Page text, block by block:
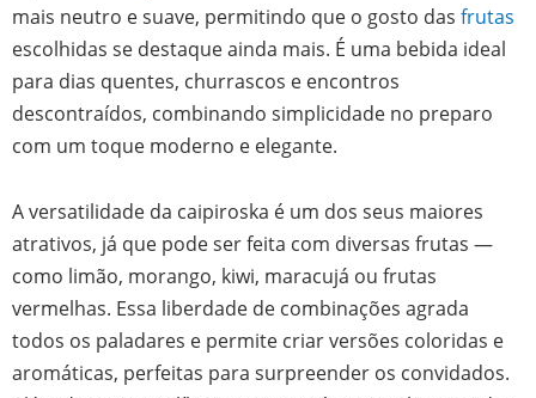
mais neutro e suave, permitindo que o gosto das frutas
escolhidas se destaque ainda mais. É uma bebida ideal
para dias quentes, churrascos e encontros
descontraídos, combinando simplicidade no preparo
com um toque moderno e elegante.
A versatilidade da caipiroska é um dos seus maiores
atrativos, já que pode ser feita com diversas frutas —
como limão, morango, kiwi, maracujá ou frutas
vermelhas. Essa liberdade de combinações agrada
todos os paladares e permite criar versões coloridas e
aromáticas, perfeitas para surpreender os convidados.